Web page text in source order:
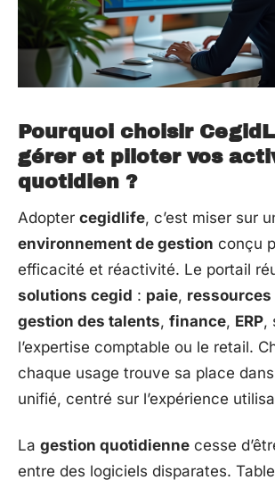
Pourquoi choisir
gérer et piloter vos
quotidien ?
Adopter cegidlife, c’est miser sur
environnement de gestion conçu
efficacité et réactivité. Le portail
solutions cegid : paie,
gestion des talents, finance, ERP,
l’expertise comptable ou le retail.
chaque usage trouve sa place
unifié, centré sur l’expérience
La gestion quotidienne cesse
entre des logiciels disparates.